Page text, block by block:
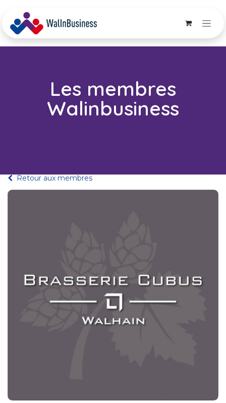
Les membres
Walinbusiness
Retour aux membres